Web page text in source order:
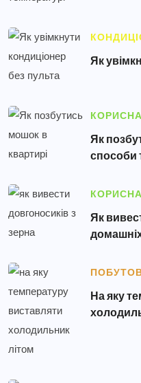
Як
Як
способи
Як
На яку